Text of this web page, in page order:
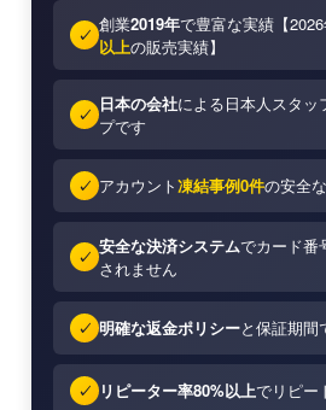
✓ 創業2019年で豊富な実績【
以上の販売実績】
✓ 日本の会社による日本人スタッ
プです
✓ アカウント凍結事例0件の安全
✓ 安全な決済システムでカード番
されません
✓ 明確な返金ポリシーと保証期間
✓ リピーター率80%以上でリピー